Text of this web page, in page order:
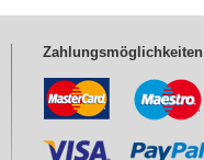
Zahlungsmöglichkeiten